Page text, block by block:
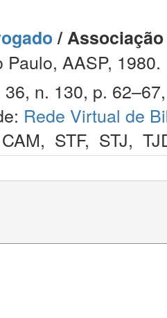
/
AASP, 1980.
n. 130, p.
Rede Virtual de
CAM, STF, STJ,